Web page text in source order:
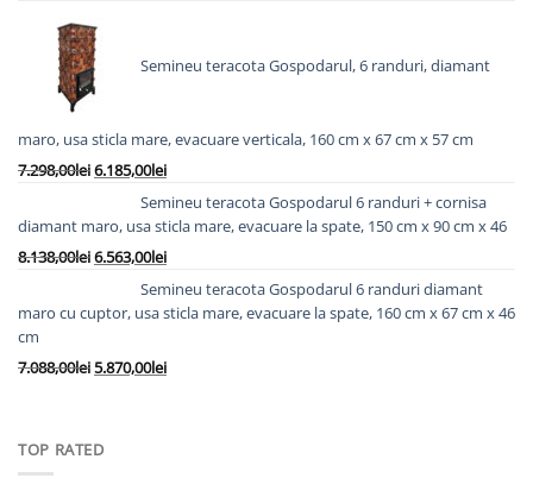
8.978,00lei.
Semineu teracota Gospodarul, 6 randuri, diamant
maro, usa sticla mare, evacuare verticala, 160 cm x 67 cm x 57 cm
7.298,00leiPrețul
fost:
7.298,00lei.
6.185,00leiPrețul
curent
este:
6.185,00lei.
Semineu teracota Gospodarul 6 randuri + cornisa
diamant maro, usa sticla mare, evacuare la spate, 150 cm x 90 cm x 46
8.138,00leiPrețul
fost:
6.563,00leiPrețul
curent
este:
6.563,00lei.
Semineu teracota Gospodarul 6 randuri diamant
maro cu cuptor, usa sticla mare, evacuare la spate, 160 cm x 67 cm x 46
cm
7.088,00leiPrețul
7.088,00lei.
5.870,00leiPrețul
TOP RATED